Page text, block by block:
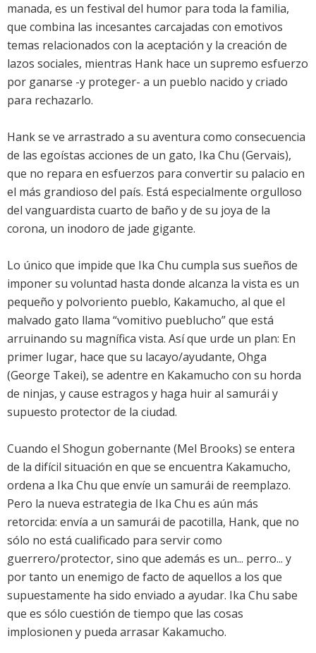
manada, es un festival del humor para toda la familia,
que combina las incesantes carcajadas con emotivos
temas relacionados con la aceptación y la creación de
lazos sociales, mientras Hank hace un supremo esfuerzo
por ganarse -y proteger- a un pueblo nacido y criado
para rechazarlo.
Hank se ve arrastrado a su aventura como consecuencia
de las egoístas acciones de un gato, Ika Chu (Gervais),
que no repara en esfuerzos para convertir su palacio en
el más grandioso del país. Está especialmente orgulloso
del vanguardista cuarto de baño y de su joya de la
corona, un inodoro de jade gigante.
Lo único que impide que Ika Chu cumpla sus sueños de
imponer su voluntad hasta donde alcanza la vista es un
pequeño y polvoriento pueblo, Kakamucho, al que el
malvado gato llama “vomitivo pueblucho” que está
arruinando su magnífica vista. Así que urde un plan: En
primer lugar, hace que su lacayo/ayudante, Ohga
(George Takei), se adentre en Kakamucho con su horda
de ninjas, y cause estragos y haga huir al samurái y
supuesto protector de la ciudad.
Cuando el Shogun gobernante (Mel Brooks) se entera
de la difícil situación en que se encuentra Kakamucho,
ordena a Ika Chu que envíe un samurái de reemplazo.
Pero la nueva estrategia de Ika Chu es aún más
retorcida: envía a un samurái de pacotilla, Hank, que no
sólo no está cualificado para servir como
guerrero/protector, sino que además es un... perro... y
por tanto un enemigo de facto de aquellos a los que
supuestamente ha sido enviado a ayudar. Ika Chu sabe
que es sólo cuestión de tiempo que las cosas
implosionen y pueda arrasar Kakamucho.